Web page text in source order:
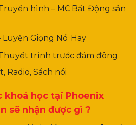
hình – MC Bất Động sản
Luyện Giọng Nói Hay
trình trước đám đông
Radio, Sách nói
khoá học tại Phoenix
sẽ nhận được gì ?